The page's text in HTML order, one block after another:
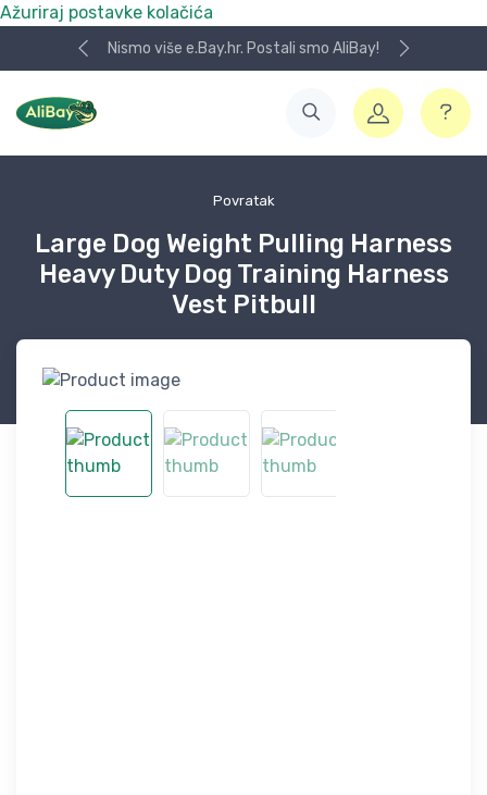
Ažuriraj postavke kolačića
Nismo više e.Bay.hr. Postali smo AliBay!
Povratak
Large Dog Weight Pulling Harness
Heavy Duty Dog Training Harness
Vest Pitbull